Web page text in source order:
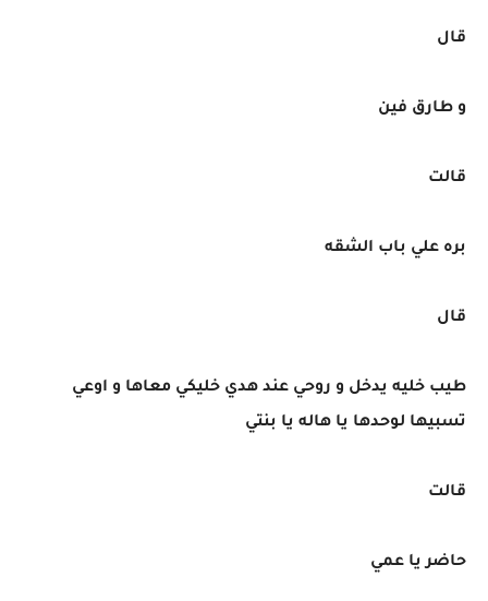
قال
و طارق فين
قالت
بره علي باب الشقه
قال
طيب خليه يدخل و روحي عند هدي خليكي معاها و اوعي
تسبيها لوحدها يا هاله يا بنتي
قالت
حاضر يا عمي